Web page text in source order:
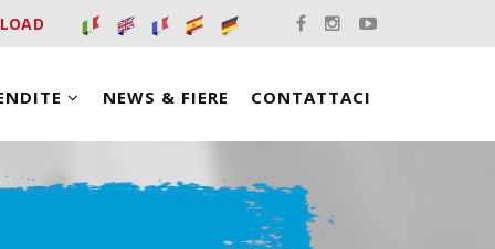
NEWS & FIERE CONTATTACI